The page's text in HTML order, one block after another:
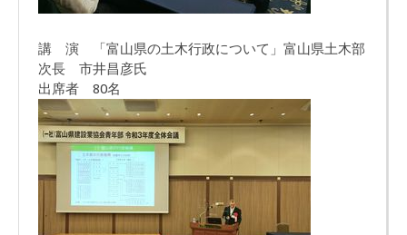
講 演 「富山県の土木行政について」富山県土木部
次長 市井昌彦氏
出席者 80名